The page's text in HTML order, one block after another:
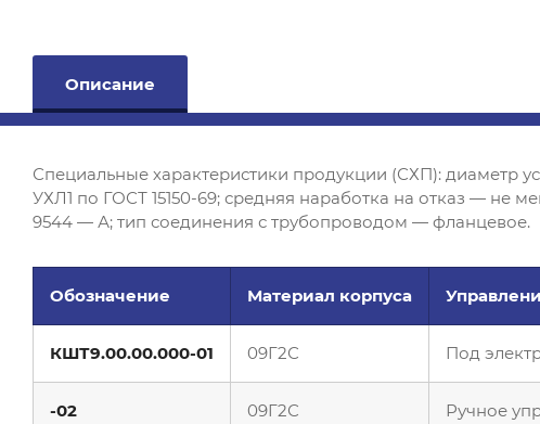
Описание
Специальные характеристики продукции (СХП): диаметр
УХЛ1 по ГОСТ 15150-69; средняя наработка на отказ — не
9544 — А; тип соединения с трубопроводом — фланцевое.
Обозначение Материал корпуса
КШТ9.00.00.000-01 09Г2С Под
-02 09Г2С Ручное